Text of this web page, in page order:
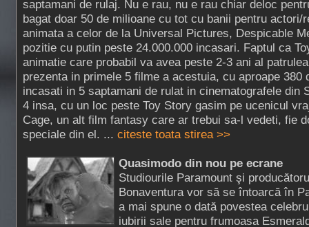
saptamani de rulaj. Nu e rau, nu e rau chiar deloc
bagat doar 50 de milioane cu tot cu banii pentru actori/
animata a celor de la Universal Pictures, Despicable
pozitie cu putin peste 24.000.000 incasari. Faptul ca
animatie care probabil va avea peste 2-3 ani al
prezenta in primele 5 filme a acestuia, cu aproape 380
incasati in 5 saptamani de rulat in cinematografele din
4 insa, cu un loc peste Toy Story gasim pe ucenicul
Cage, un alt film fantasy care ar trebui sa-l vedeti, fie
speciale din el. ... citeste toata stirea >>
Quasimodo din nou pe ecrane
Studiourile Paramount şi
Bonaventura vor să se întoarcă în
a mai spune o dată povestea
iubirii sale pentru frumoasa